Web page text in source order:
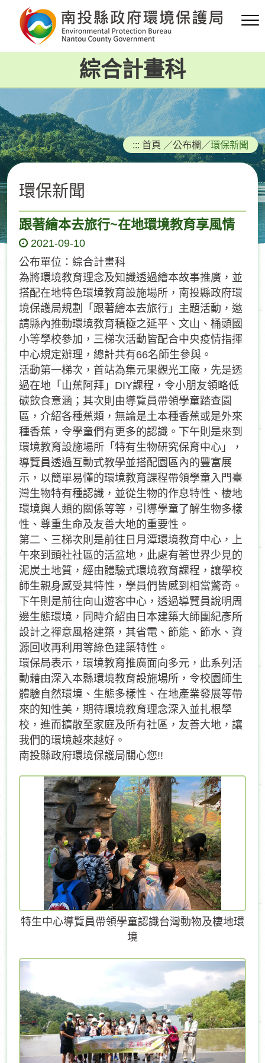
要
容
區
塊
綜合計畫科
::: 首頁 ／公布欄 ／環保新聞
環保新聞
跟著繪本去旅行~在地環境教育享風情
2021-09-10
公布單位：綜合計畫科
為將環境教育理念及知識透過繪本故事推廣，並
搭配在地特色環境教育設施場所，南投縣政府環
境保護局規劃「跟著繪本去旅行」主題活動，邀
請縣內推動環境教育積極之延平、文山、桶頭國
小等學校參加，三梯次活動皆配合中央疫情指揮
中心規定辦理，總計共有66名師生參與。
活動第一梯次，首站為集元果觀光工廠，先是透
過在地「山蕉阿拜」DIY課程，令小朋友領略低
碳飲食意涵；其次則由導覽員帶領學童踏查園
區，介紹各種蕉類，無論是土本種香蕉或是外來
種香蕉，令學童們有更多的認識。下午則是來到
環境教育設施場所「特有生物研究保育中心」，
導覽員透過互動式教學並搭配園區內的豐富展
示，以簡單易懂的環境教育課程帶領學童入門臺
灣生物特有種認識，並從生物的作息特性、棲地
環境與人類的關係等等，引導學童了解生物多樣
性、尊重生命及友善大地的重要性。
第二、三梯次則是前往日月潭環境教育中心，上
午來到頭社社區的活盆地，此處有著世界少見的
泥炭土地質，經由體驗式環境教育課程，讓學校
師生親身感受其特性，學員們皆感到相當驚奇。
下午則是前往向山遊客中心，透過導覽員說明周
邊生態環境，同時介紹由日本建築大師團紀彥所
設計之禪意風格建築，其省電、節能、節水、資
源回收再利用等綠色建築特性。
環保局表示，環境教育推廣面向多元，此系列活
動藉由深入本縣環境教育設施場所，令校園師生
體驗自然環境、生態多樣性、在地產業發展等帶
來的知性美，期待環境教育理念深入並扎根學
校，進而擴散至家庭及所有社區，友善大地，讓
我們的環境越來越好。
南投縣政府環境保護局關心您!!
特生中心導覽員帶領學童認識台灣動物及棲地環
境